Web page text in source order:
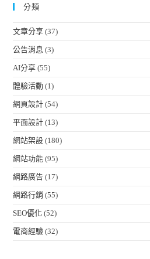
分類
文章分享 (37)
公告消息 (3)
AI分享 (55)
體驗活動 (1)
網頁設計 (54)
平面設計 (13)
網站架設 (180)
網站功能 (95)
網路廣告 (17)
網路行銷 (55)
SEO優化 (52)
電商經驗 (32)